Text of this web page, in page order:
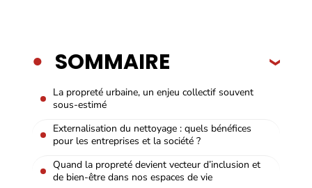
SOMMAIRE
La propreté urbaine, un enjeu collectif souvent
sous-estimé
Externalisation du nettoyage : quels bénéfices
pour les entreprises et la société ?
Quand la propreté devient vecteur d’inclusion et
de bien-être dans nos espaces de vie